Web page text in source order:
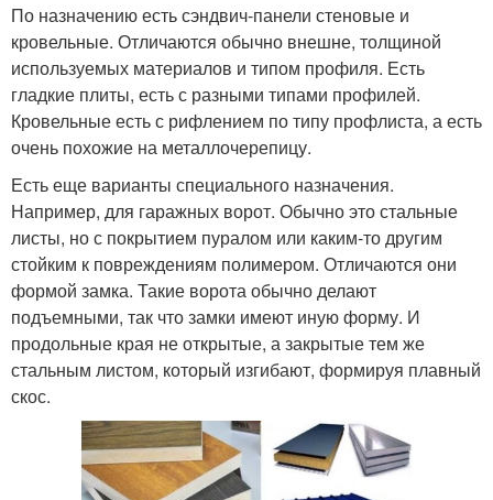
По назначению есть сэндвич-панели стеновые и
кровельные. Отличаются обычно внешне, толщиной
используемых материалов и типом профиля. Есть
гладкие плиты, есть с разными типами профилей.
Кровельные есть с рифлением по типу профлиста, а есть
очень похожие на металлочерепицу.
Есть еще варианты специального назначения.
Например, для гаражных ворот. Обычно это стальные
листы, но с покрытием пуралом или каким-то другим
стойким к повреждениям полимером. Отличаются они
формой замка. Такие ворота обычно делают
подъемными, так что замки имеют иную форму. И
продольные края не открытые, а закрытые тем же
стальным листом, который изгибают, формируя плавный
скос.